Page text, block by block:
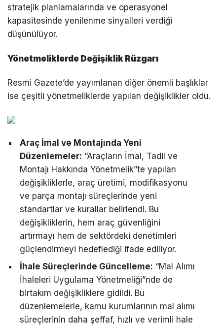
stratejik planlamalarında ve operasyonel
kapasitesinde yenilenme sinyalleri verdiği
düşünülüyor.
Yönetmeliklerde Değişiklik Rüzgarı
Resmi Gazete’de yayımlanan diğer önemli başlıklar
ise çeşitli yönetmeliklerde yapılan değişiklikler oldu.
Araç İmal ve Montajında Yeni
Düzenlemeler: “Araçların İmal, Tadil ve
Montajı Hakkında Yönetmelik”te yapılan
değişikliklerle, araç üretimi, modifikasyonu
ve parça montajı süreçlerinde yeni
standartlar ve kurallar belirlendi. Bu
değişikliklerin, hem araç güvenliğini
artırmayı hem de sektördeki denetimleri
güçlendirmeyi hedeflediği ifade ediliyor.
İhale Süreçlerinde Güncelleme: “Mal Alımı
İhaleleri Uygulama Yönetmeliği”nde de
birtakım değişikliklere gidildi. Bu
düzenlemelerle, kamu kurumlarının mal alımı
süreçlerinin daha şeffaf, hızlı ve verimli hale